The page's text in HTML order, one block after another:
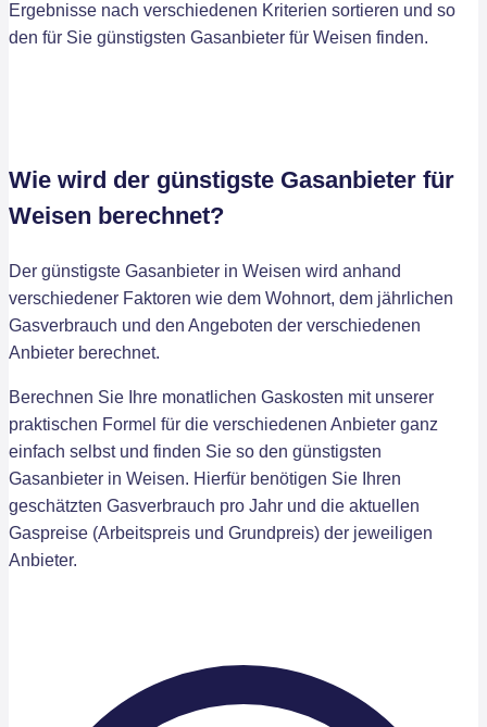
Ergebnisse nach verschiedenen Kriterien sortieren und so
den für Sie günstigsten Gasanbieter für Weisen finden.
Wie wird der günstigste Gasanbieter für
Weisen berechnet?
Der günstigste Gasanbieter in Weisen wird anhand
verschiedener Faktoren wie dem Wohnort, dem jährlichen
Gasverbrauch und den Angeboten der verschiedenen
Anbieter berechnet.
Berechnen Sie Ihre monatlichen Gaskosten mit unserer
praktischen Formel für die verschiedenen Anbieter ganz
einfach selbst und finden Sie so den günstigsten
Gasanbieter in Weisen. Hierfür benötigen Sie Ihren
geschätzten Gasverbrauch pro Jahr und die aktuellen
Gaspreise (Arbeitspreis und Grundpreis) der jeweiligen
Anbieter.